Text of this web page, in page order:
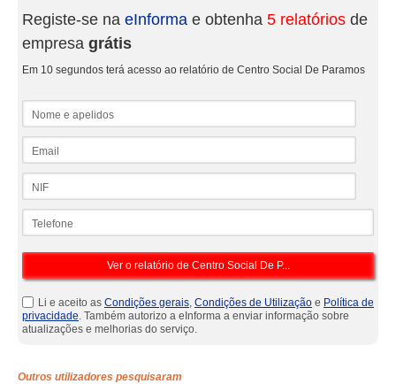
Registe-se na eInforma e obtenha 5 relatórios de
empresa grátis
Em 10 segundos terá acesso ao relatório de Centro Social De Paramos
Li e aceito as Condições gerais, Condições de Utilização e Política de
privacidade. Também autorizo a eInforma a enviar informação sobre
atualizações e melhorias do serviço.
Outros utilizadores pesquisaram